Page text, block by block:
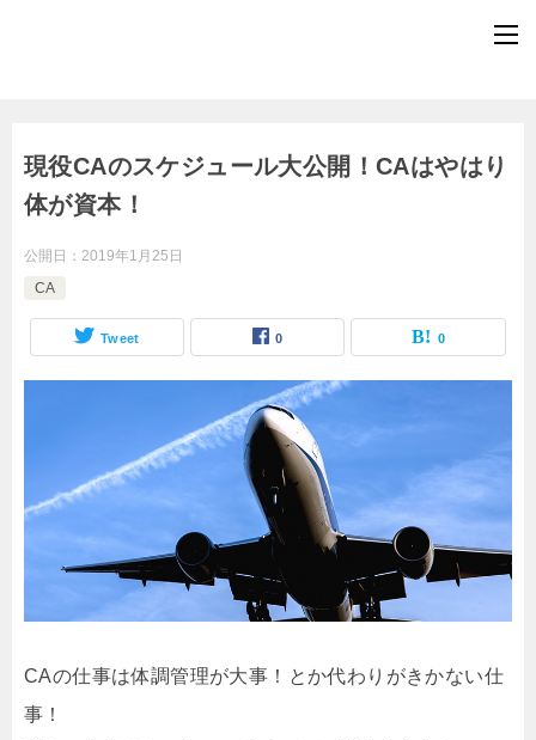
現役CAのスケジュール大公開！CAはやはり
体が資本！
公開日： 2019年1月25日
CA
Tweet 0 0
CAの仕事は体調管理が大事！とか代わりがきかない仕
事！